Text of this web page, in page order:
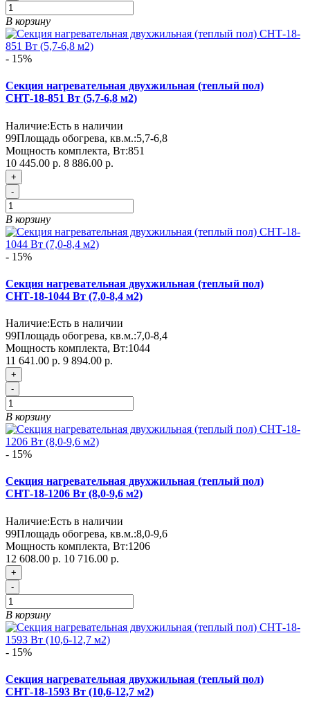
В корзину
- 15%
Секция нагревательная двухжильная (теплый пол)
СНТ-18-851 Вт (5,7-6,8 м2)
Наличие:Есть в наличии
99Площадь обогрева, кв.м.:5,7-6,8
Мощность комплекта, Вт:851
10 445.00 р. 8 886.00 р.
+
-
В корзину
- 15%
Секция нагревательная двухжильная (теплый пол)
СНТ-18-1044 Вт (7,0-8,4 м2)
Наличие:Есть в наличии
99Площадь обогрева, кв.м.:7,0-8,4
Мощность комплекта, Вт:1044
11 641.00 р. 9 894.00 р.
+
-
В корзину
- 15%
Секция нагревательная двухжильная (теплый пол)
СНТ-18-1206 Вт (8,0-9,6 м2)
Наличие:Есть в наличии
99Площадь обогрева, кв.м.:8,0-9,6
Мощность комплекта, Вт:1206
12 608.00 р. 10 716.00 р.
+
-
В корзину
- 15%
Секция нагревательная двухжильная (теплый пол)
СНТ-18-1593 Вт (10,6-12,7 м2)